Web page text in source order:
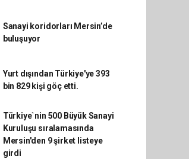
Sanayi koridorları Mersin’de
buluşuyor
Yurt dışından Türkiye'ye 393
bin 829 kişi göç etti.
Türkiye`nin 500 Büyük Sanayi
Kuruluşu sıralamasında
Mersin'den 9 şirket listeye
girdi